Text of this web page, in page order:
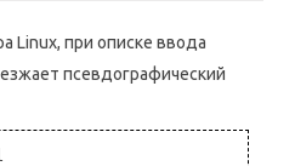
Linux, при описке ввода
псевдографический